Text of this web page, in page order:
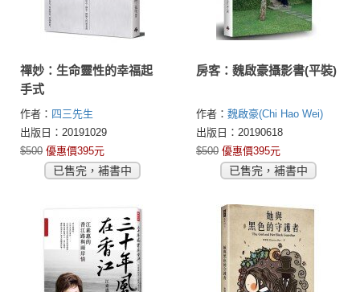
禪妙：生命靈性的幸福起
手式
作者： 四三先生
出版日：20191029
$500 優惠價395元
已售完，補書中
房客：魏啟豪攝影書(平裝)
作者： 魏啟豪(Chi Hao Wei)
出版日：20190618
$500 優惠價395元
已售完，補書中